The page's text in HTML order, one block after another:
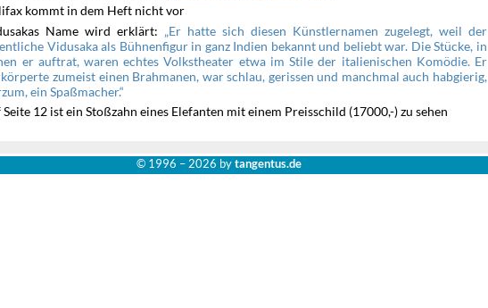
kommt in dem Heft nicht vor
Name wird erklärt:
Er hatte sich diesen Künstlernamen zugelegt, weil der
Vidusaka als Bühnenfigur in ganz Indien bekannt und beliebt war. Die Stücke, in
er auftrat, waren echtes Volkstheater etwa im Stile der italienischen Komödie. Er
zumeist einen Brahmanen, war schlau, gerissen und manchmal auch habgierig,
ein Spaßmacher.
Seite 12 ist ein Stoßzahn eines Elefanten mit einem Preisschild (17000,-) zu sehen
© 1996 –2026 bytangentus.de